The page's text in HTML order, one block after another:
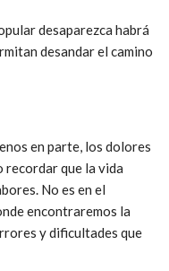
desaparezca habrá
desandar el camino
en parte, los dolores
recordar que la vida
No es en el
encontraremos la
y dificultades que